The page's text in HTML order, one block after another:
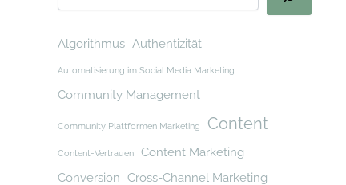
Algorithmus Authentizität
Automatisierung im Social Media Marketing
Community Management
Community Plattformen Marketing Content
Content-Vertrauen
Content Marketing
Conversion Cross-Channel Marketing